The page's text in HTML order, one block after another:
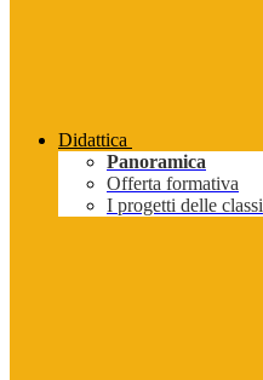
Didattica
Panoramica
Offerta formativa
I progetti delle classi